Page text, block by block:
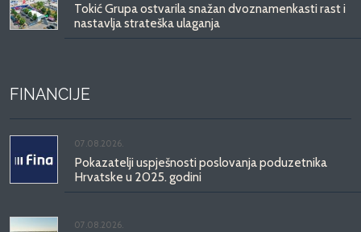
Tokić Grupa ostvarila snažan dvoznamenkasti rast i
nastavlja strateška ulaganja
FINANCIJE
07.08.2026.
Pokazatelji uspješnosti poslovanja poduzetnika
Hrvatske u 2025. godini
07.08.2026.